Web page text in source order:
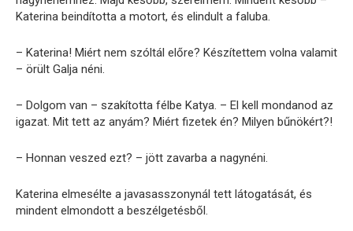
Katerina beindította a motort, és elindult a faluba.
– Katerina! Miért nem szóltál előre? Készítettem volna valamit
– örült Galja néni.
– Dolgom van – szakította félbe Katya. – El kell mondanod az
igazat. Mit tett az anyám? Miért fizetek én? Milyen bűnökért?!
– Honnan veszed ezt? – jött zavarba a nagynéni.
Katerina elmesélte a javasasszonynál tett látogatását, és
mindent elmondott a beszélgetésből.